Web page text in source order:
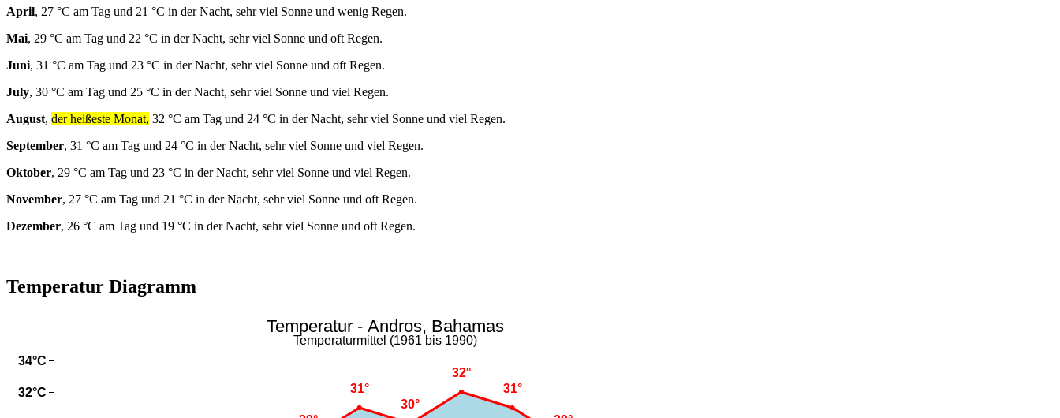
April, 27 °C am Tag und 21 °C in der Nacht, sehr viel Sonne und wenig Regen.
Mai, 29 °C am Tag und 22 °C in der Nacht, sehr viel Sonne und oft Regen.
Juni, 31 °C am Tag und 23 °C in der Nacht, sehr viel Sonne und oft Regen.
July, 30 °C am Tag und 25 °C in der Nacht, sehr viel Sonne und viel Regen.
August, der heißeste Monat, 32 °C am Tag und 24 °C in der Nacht, sehr viel Sonne und viel Regen.
September, 31 °C am Tag und 24 °C in der Nacht, sehr viel Sonne und viel Regen.
Oktober, 29 °C am Tag und 23 °C in der Nacht, sehr viel Sonne und viel Regen.
November, 27 °C am Tag und 21 °C in der Nacht, sehr viel Sonne und oft Regen.
Dezember, 26 °C am Tag und 19 °C in der Nacht, sehr viel Sonne und oft Regen.
Temperatur Diagramm